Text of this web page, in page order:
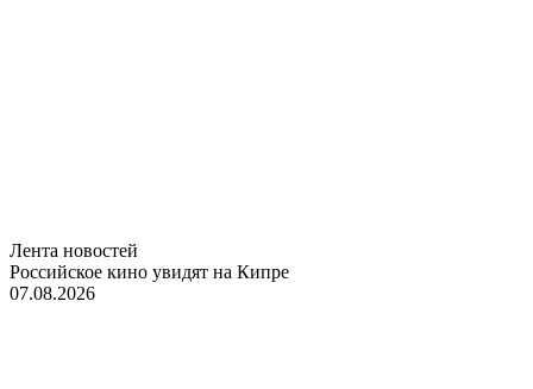
Лента новостей
Российское кино увидят на Кипре
07.08.2026